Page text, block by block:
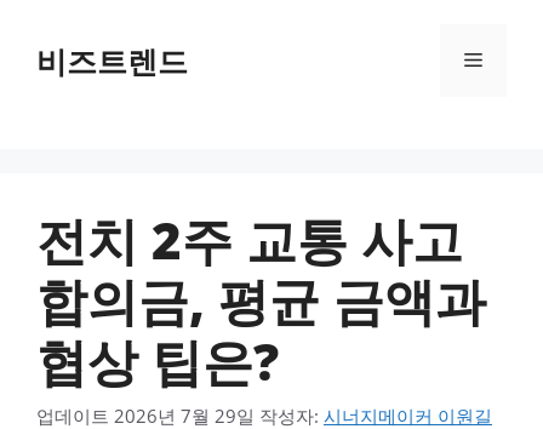
건너뛰기비즈트렌드 메뉴
전치 2주 교통 사고
합의금, 평균 금액과
협상 팁은?
업데이트 2026년 7월 29일 작성자: 시너지메이커 이원길